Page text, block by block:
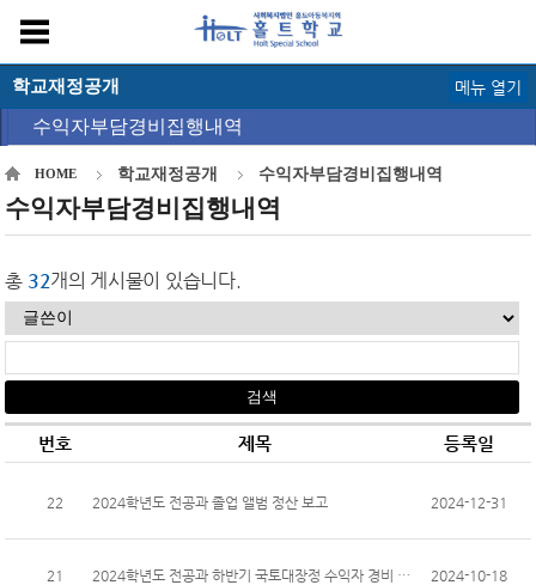
학교재정공개
수익자부담경비집행내역
메뉴 열기
HOME 학교재정공개 수익자부담경비집행내역
수익자부담경비집행내역
총 32개의 게시물이 있습니다.
번호 제목 등록일
22 2024학년도 전공과 졸업 앨범 정산 보고 2024-12-31
21 2024학년도 전공과 하반기 국토대장정 수익자 경비 정산 내역 2024-10-18